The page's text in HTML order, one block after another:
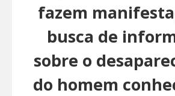
fazem
busca de
sobre o
do homem